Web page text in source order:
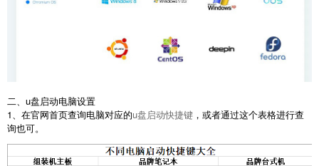
二、u盘启动电脑设置
1、在官网首页查询电脑对应的u盘启动快捷键 ，或者通过这个表格进行查
询也可。